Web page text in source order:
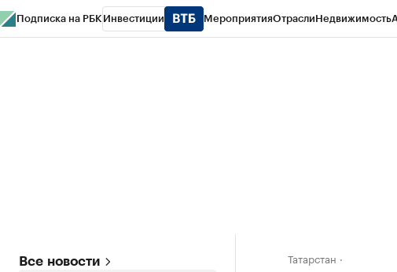
Подписка на РБК Инвестиции МероприятияОтраслиНедвижимость
Все новости Татарстан